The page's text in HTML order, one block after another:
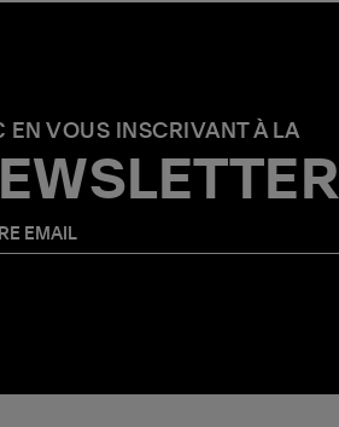
VOUS INSCRIVANT À LA